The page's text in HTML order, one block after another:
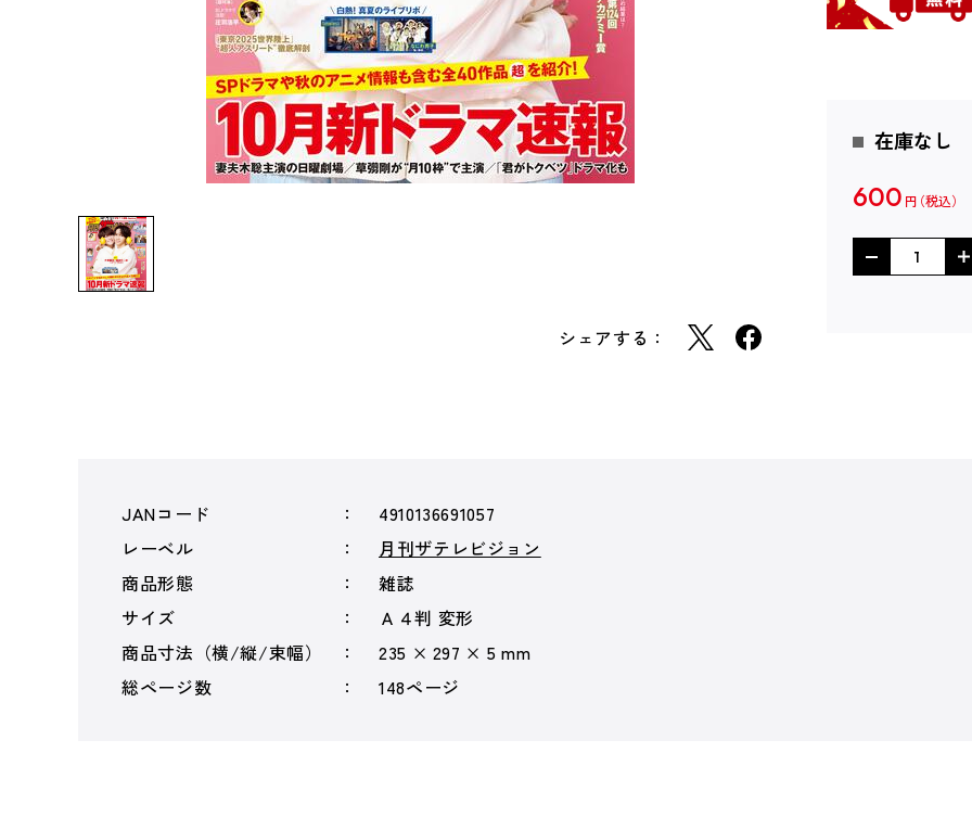
シェアする：
在庫なし
600 円
JANコード
4910136691057
レーベル
月刊ザテレビジョン
商品形態
雑誌
サイズ
Ａ４判 変形
商品寸法（横/縦/束幅）
235 × 297 × 5 mm
総ページ数
148ページ